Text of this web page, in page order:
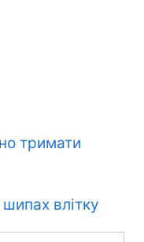
тримати
влітку